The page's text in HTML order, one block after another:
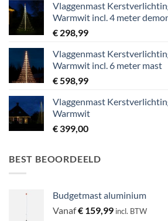
Vlaggenmast
Warmwit incl. 4 meter
€ 298,99
Vlaggenmast
Warmwit incl. 6 meter mast
€598,99
Vlaggenmast
Warmwit
€ 399,00
BEST BEOORDEELD
Budgetmast aluminium
Vanaf€ 159,99 incl. BTW